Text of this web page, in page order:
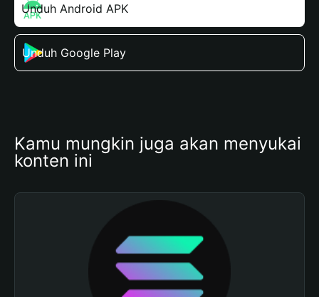
Unduh Android APK
Unduh Google Play
Kamu mungkin juga akan menyukai
konten ini